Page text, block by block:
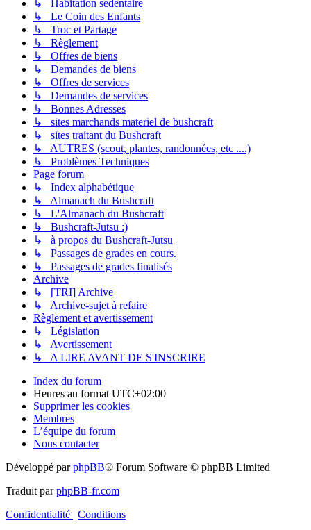
↳ Habitation sedentaire
↳ Le Coin des Enfants
↳ Troc et Partage
↳ Règlement
↳ Offres de biens
↳ Demandes de biens
↳ Offres de services
↳ Demandes de services
↳ Bonnes Adresses
↳ sites marchands materiel de bushcraft
↳ sites traitant du Bushcraft
↳ AUTRES (scout, plantes, randonnées, etc ....)
↳ Problèmes Techniques
Page forum
↳ Index alphabétique
↳ Almanach du Bushcraft
↳ L'Almanach du Bushcraft
↳ Bushcraft-Jutsu :)
↳ à propos du Bushcraft-Jutsu
↳ Passages de grades en cours.
↳ Passages de grades finalisés
Archive
↳ [TRI] Archive
↳ Archive-sujet à refaire
Règlement et avertissement
↳ Législation
↳ Avertissement
↳ A LIRE AVANT DE S'INSCRIRE
Index du forum
Heures au format UTC+02:00
Supprimer les cookies
Membres
L’équipe du forum
Nous contacter
Développé parphpBB® Forum Software © phpBB Limited
Traduit parphpBB-fr.com
Confidentialité | Conditions